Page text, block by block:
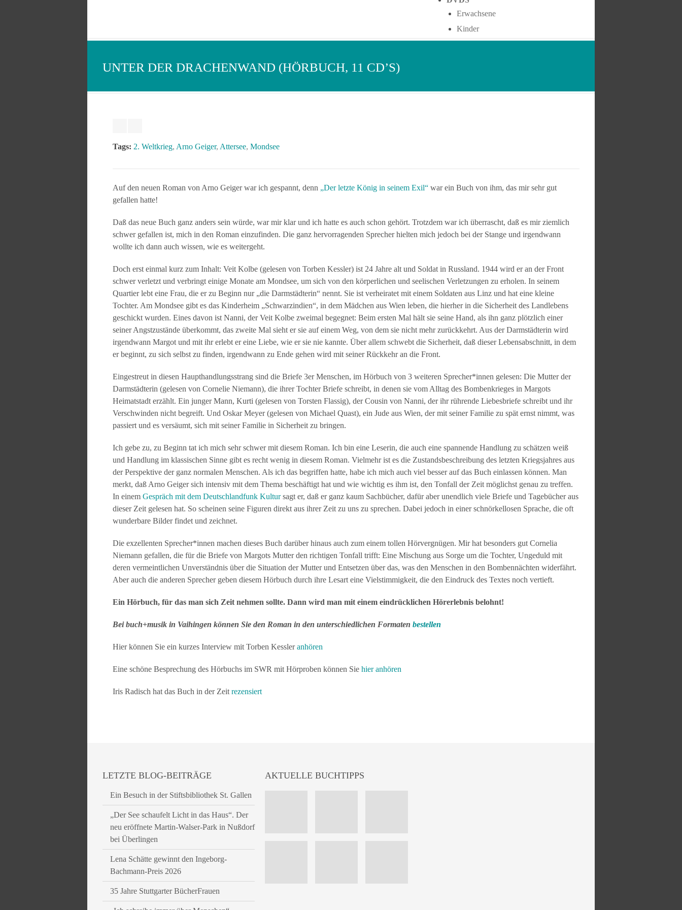
Erwachsene
Kinder
UNTER DER DRACHENWAND (HÖRBUCH, 11 CD’S)
Tags: 2. Weltkrieg, Arno Geiger, Attersee, Mondsee
Auf den neuen Roman von Arno Geiger war ich gespannt, denn „Der letzte König in seinem Exil“ war ein Buch von ihm, das mir sehr gut
gefallen hatte!
Daß das neue Buch ganz anders sein würde, war mir klar und ich hatte es auch schon gehört. Trotzdem war ich überrascht, daß es mir ziemlich
schwer gefallen ist, mich in den Roman einzufinden. Die ganz hervorragenden Sprecher hielten mich jedoch bei der Stange und irgendwann
wollte ich dann auch wissen, wie es weitergeht.
Doch erst einmal kurz zum Inhalt: Veit Kolbe (gelesen von Torben Kessler) ist 24 Jahre alt und Soldat in Russland. 1944 wird er an der Front
schwer verletzt und verbringt einige Monate am Mondsee, um sich von den körperlichen und seelischen Verletzungen zu erholen. In seinem
Quartier lebt eine Frau, die er zu Beginn nur „die Darmstädterin“ nennt. Sie ist verheiratet mit einem Soldaten aus Linz und hat eine kleine
Tochter. Am Mondsee gibt es das Kinderheim „Schwarzindien“, in dem Mädchen aus Wien leben, die hierher in die Sicherheit des Landlebens
geschickt wurden. Eines davon ist Nanni, der Veit Kolbe zweimal begegnet: Beim ersten Mal hält sie seine Hand, als ihn ganz plötzlich einer
seiner Angstzustände überkommt, das zweite Mal sieht er sie auf einem Weg, von dem sie nicht mehr zurückkehrt. Aus der Darmstädterin wird
irgendwann Margot und mit ihr erlebt er eine Liebe, wie er sie nie kannte. Über allem schwebt die Sicherheit, daß dieser Lebensabschnitt, in dem
er beginnt, zu sich selbst zu finden, irgendwann zu Ende gehen wird mit seiner Rückkehr an die Front.
Eingestreut in diesen Haupthandlungsstrang sind die Briefe 3er Menschen, im Hörbuch von 3 weiteren Sprecher*innen gelesen: Die Mutter der
Darmstädterin (gelesen von Cornelie Niemann), die ihrer Tochter Briefe schreibt, in denen sie vom Alltag des Bombenkrieges in Margots
Heimatstadt erzählt. Ein junger Mann, Kurti (gelesen von Torsten Flassig), der Cousin von Nanni, der ihr rührende Liebesbriefe schreibt und ihr
Verschwinden nicht begreift. Und Oskar Meyer (gelesen von Michael Quast), ein Jude aus Wien, der mit seiner Familie zu spät ernst nimmt, was
passiert und es versäumt, sich mit seiner Familie in Sicherheit zu bringen.
Ich gebe zu, zu Beginn tat ich mich sehr schwer mit diesem Roman. Ich bin eine Leserin, die auch eine spannende Handlung zu schätzen weiß
und Handlung im klassischen Sinne gibt es recht wenig in diesem Roman. Vielmehr ist es die Zustandsbeschreibung des letzten Kriegsjahres aus
der Perspektive der ganz normalen Menschen. Als ich das begriffen hatte, habe ich mich auch viel besser auf das Buch einlassen können. Man
merkt, daß Arno Geiger sich intensiv mit dem Thema beschäftigt hat und wie wichtig es ihm ist, den Tonfall der Zeit möglichst genau zu treffen.
In einem Gespräch mit dem Deutschlandfunk Kultursagt er, daß er ganz kaum Sachbücher, dafür aber unendlich viele Briefe und Tagebücher aus
dieser Zeit gelesen hat. So scheinen seine Figuren direkt aus ihrer Zeit zu uns zu sprechen. Dabei jedoch in einer schnörkellosen Sprache, die oft
wunderbare Bilder findet und zeichnet.
Die exzellenten Sprecher*innen machen dieses Buch darüber hinaus auch zum einem tollen Hörvergnügen. Mir hat besonders gut Cornelia
Niemann gefallen, die für die Briefe von Margots Mutter den richtigen Tonfall trifft: Eine Mischung aus Sorge um die Tochter, Ungeduld mit
deren vermeintlichen Unverständnis über die Situation der Mutter und Entsetzen über das, was den Menschen in den Bombennächten widerfährt.
Aber auch die anderen Sprecher geben diesem Hörbuch durch ihre Lesart eine Vielstimmigkeit, die den Eindruck des Textes noch vertieft.
Ein Hörbuch, für das man sich Zeit nehmen sollte. Dann wird man mit einem eindrücklichen Hörerlebnis belohnt!
Bei buch+musik in Vaihingen können Sie den Roman in den unterschiedlichen Formaten bestellen
Hier können Sie ein kurzes Interview mit Torben Kessleranhören
Eine schöne Besprechung des Hörbuchs im SWR mit Hörproben können Sie hier anhören
Iris Radisch hat das Buch in der Zeit rezensiert
LETZTE BLOG-BEITRÄGE
Ein Besuch in der Stiftsbibliothek St. Gallen
„Der See schaufelt Licht in das Haus“. Der
neu eröffnete Martin-Walser-Park in Nußdorf
bei Überlingen
Lena Schätte gewinnt den Ingeborg-
Bachmann-Preis 2026
35 Jahre Stuttgarter BücherFrauen
AKTUELLE BUCHTIPPS